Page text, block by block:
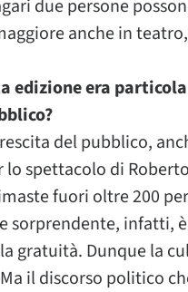
due persone
anche in
edizione era
del pubblico,
spettacolo di Roberto
fuori oltre 200
sorprendente, infatti,
gratuità. Dunque la
il discorso politico